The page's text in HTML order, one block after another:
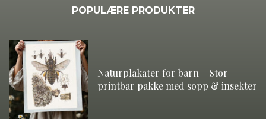
POPULÆRE PRODUKTER
Naturplakater for barn – Stor
printbar pakke med sopp & insekter